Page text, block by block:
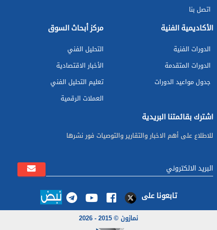
اتصل بنا
الأكاديمية الفنية
الدورات الفنية
الدورات المتقدمة
جدول مواعيد الدورات
مركز أبحاث السوق
التحليل الفني
الأخبار الاقتصادية
تعليم التحليل الفني
العملات الرقمية
اشترك بقائمتنا البريدية
للاطلاع على أهم الاخبار والتقارير والتوصيات فور نشرها
تابعونا على
نمازون © 2015 - 2026